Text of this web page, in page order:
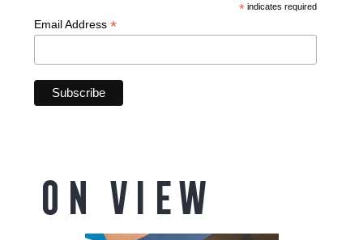
* indicates required
Email Address*
On view